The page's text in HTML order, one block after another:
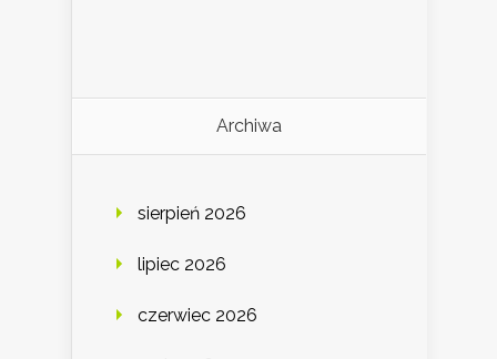
Archiwa
sierpień 2026
lipiec 2026
czerwiec 2026